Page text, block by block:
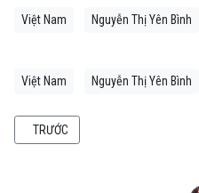
Việt Nam Nguyễn Thị Yên Bình
Việt Nam Nguyễn Thị Yên Bình
BÀI VIẾT TRƯỚC: GALILEO
TRƯỚC